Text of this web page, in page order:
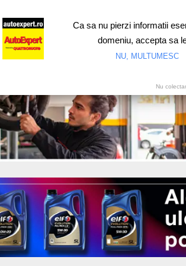
Test drive Motorsport
Ca sa nu pierzi informatii
domeniu, accepta sa
NU, MULTUMESC
Nu